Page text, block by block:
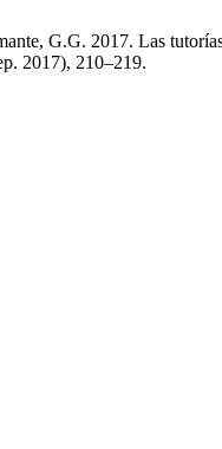
G.G. 2017. Las
2017), 210–219.